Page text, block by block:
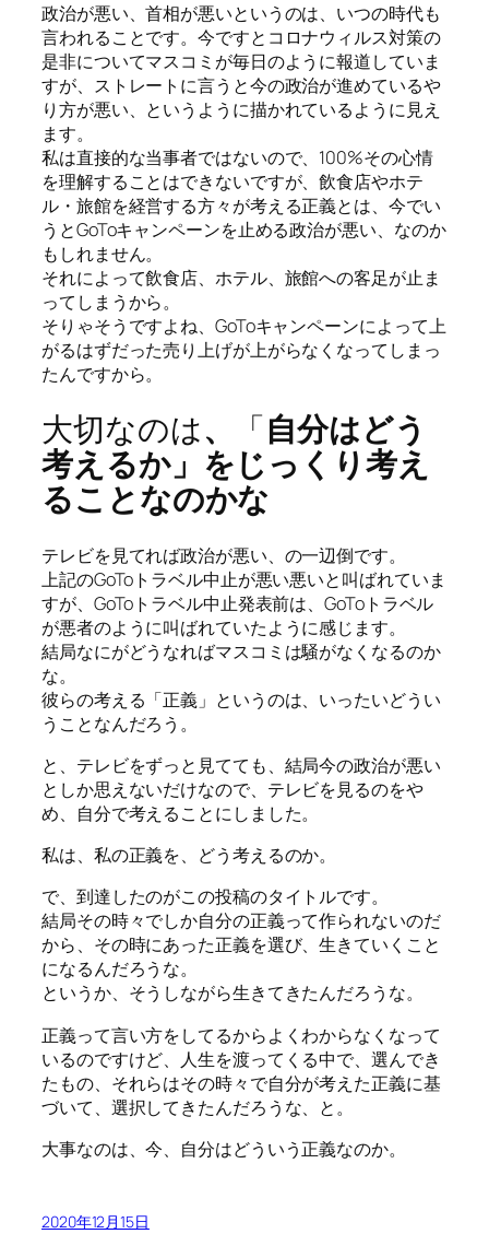
政治が悪い、首相が悪いというのは、いつの時代も
言われることです。今ですとコロナウィルス対策の
是非についてマスコミが毎日のように報道していま
すが、ストレートに言うと今の政治が進めているや
り方が悪い、というように描かれているように見え
ます。
私は直接的な当事者ではないので、100%その心情
を理解することはできないですが、飲食店やホテ
ル・旅館を経営する方々が考える正義とは、今でい
うとGoToキャンペーンを止める政治が悪い、なのか
もしれません。
それによって飲食店、ホテル、旅館への客足が止ま
ってしまうから。
そりゃそうですよね、GoToキャンペーンによって上
がるはずだった売り上げが上がらなくなってしまっ
たんですから。
大切なのは、 「自分はどう
考えるか」をじっくり考え
ることなのかな
テレビを見てれば政治が悪い、の一辺倒です。
上記のGoToトラベル中止が悪い悪いと叫ばれていま
すが、GoToトラベル中止発表前は、GoToトラベル
が悪者のように叫ばれていたように感じます。
結局なにがどうなればマスコミは騒がなくなるのか
な。
彼らの考える「正義」というのは、いったいどうい
うことなんだろう。
と、テレビをずっと見てても、結局今の政治が悪い
としか思えないだけなので、テレビを見るのをや
め、自分で考えることにしました。
私は、私の正義を、どう考えるのか。
で、到達したのがこの投稿のタイトルです。
結局その時々でしか自分の正義って作られないのだ
から、その時にあった正義を選び、生きていくこと
になるんだろうな。
というか、そうしながら生きてきたんだろうな。
正義って言い方をしてるからよくわからなくなって
いるのですけど、人生を渡ってくる中で、選んでき
たもの、それらはその時々で自分が考えた正義に基
づいて、選択してきたんだろうな、と。
大事なのは、今、自分はどういう正義なのか。
2020年12月15日